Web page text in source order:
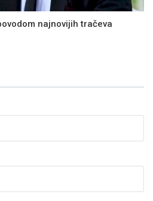
najnovijih tračeva